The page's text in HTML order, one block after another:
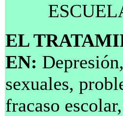
EL
EN:
sexuales,
fracaso escolar,